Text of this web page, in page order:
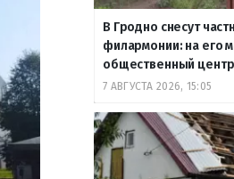
В Гродно снесут
филармонии: на его
общественный центр
7 АВГУСТА 2026, 15:05